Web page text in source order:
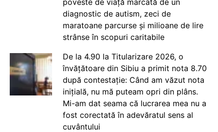
diagnostic de autism, zeci de
maratoane parcurse și milioane de lire
strânse în scopuri caritabile
De la 4.90 la Titularizare 2026, o
învățătoare din Sibiu a primit nota 8.70
după contestație: Când am văzut nota
inițială, nu mă puteam opri din plâns.
Mi-am dat seama că lucrarea mea nu a
fost corectată în adevăratul sens al
cuvântului